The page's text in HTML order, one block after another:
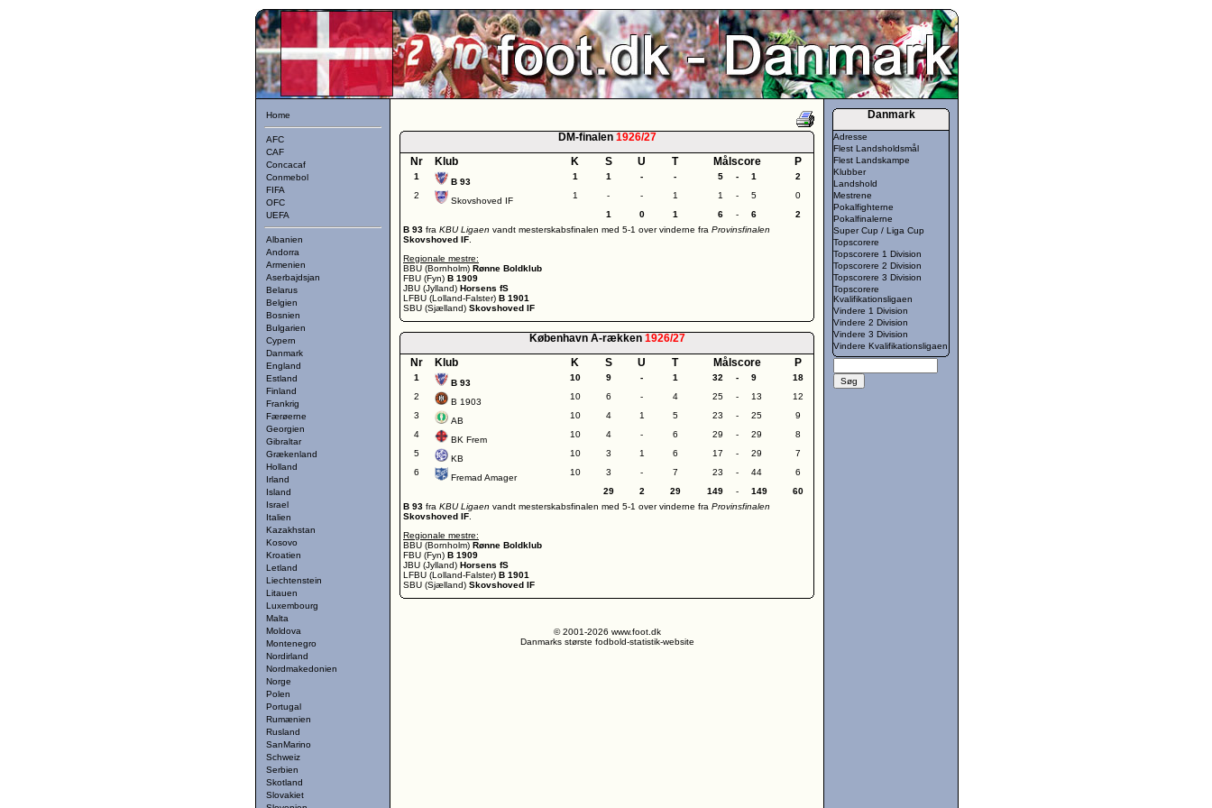
Home
AFC
CAF
Concacaf
Conmebol
FIFA
OFC
UEFA
Albanien
Andorra
Armenien
Aserbajdsjan
Belarus
Belgien
Bosnien
Bulgarien
Cypern
Danmark
England
Estland
Finland
Frankrig
Færøerne
Georgien
Gibraltar
Grækenland
Holland
Irland
Island
Israel
Italien
Kazakhstan
Kosovo
Kroatien
Letland
Liechtenstein
Litauen
Luxembourg
Malta
Moldova
Montenegro
Nordirland
Nordmakedonien
Norge
Polen
Portugal
Rumænien
Rusland
SanMarino
Schweiz
Serbien
Skotland
Slovakiet
DM-finalen 1926/27
Nr
Klub K S U T Målscore P
1
B 93
1 1 - - 5 - 1
2
2
Skovshoved IF
1 - - 1 1 - 5
0
1
0 1 6 - 6
2
B 93 fra KBU Ligaen vandt mesterskabsfinalen med 5-1 over vinderne fra Provinsfinalen
Skovshoved IF
Regionale mestre:
BBU (Bornholm) Rønne Boldklub
FBU (Fyn) B 1909
JBU (Jylland) Horsens fS
LFBU (Lolland-Falster) B 1901
SBU (Sjælland) Skovshoved IF
København A-rækken 1926/27
Nr
Klub K S U T Målscore P
1
B 93
10 9 - 1 32 - 9
18
2
B 1903
10 6 - 4 25 - 13
12
3
AB
10 4 1 5 23 - 25
9
4
BK Frem
10 4 - 6 29 - 29
8
5
KB
10 3 1 6 17 - 29
7
6
Fremad Amager
10 3 - 7 23 - 44
6
29
2 29 149 - 149
60
B 93 fra KBU Ligaen vandt mesterskabsfinalen med 5-1 over vinderne fra Provinsfinalen
Skovshoved IF
Regionale mestre:
BBU (Bornholm) Rønne Boldklub
FBU (Fyn) B 1909
JBU (Jylland) Horsens fS
LFBU (Lolland-Falster) B 1901
SBU (Sjælland) Skovshoved IF
© 2001-2026 www.foot.dk
Danmarks største fodbold-statistik-website
Danmark
Adresse
Flest Landsholdsmål
Flest Landskampe
Klubber
Landshold
Mestrene
Pokalfighterne
Pokalfinalerne
Super Cup / Liga Cup
Topscorere
Topscorere 1 Division
Topscorere 2 Division
Topscorere 3 Division
Topscorere
Kvalifikationsligaen
Vindere 1 Division
Vindere 2 Division
Vindere 3 Division
Vindere Kvalifikationsligaen